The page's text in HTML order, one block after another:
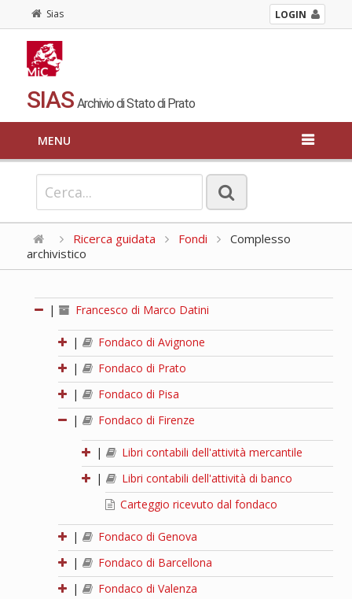
Sias LOGIN
SIAS Archivio di Stato di Prato
MENU
Ricerca guidata Fondi
Complesso
archivistico
| Francesco di Marco Datini
|
Fondaco di Avignone
|
Fondaco di Prato
|
Fondaco di Pisa
|
Fondaco di Firenze
|
Libri contabili dell'attività mercantile
|
Libri contabili dell'attività di banco
Carteggio ricevuto dal fondaco
|
Fondaco di Genova
|
Fondaco di Barcellona
|
Fondaco di Valenza